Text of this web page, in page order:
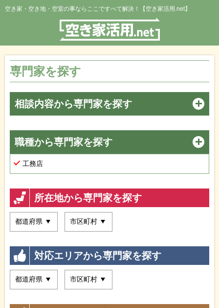
空き家・空き地・空室の事ならここですべて解決！【空き家活用.net】
専門家を探す
相談内容から専門家を探す
職種から専門家を探す
工務店
所在地から専門家を探す
対応エリアから専門家を探す